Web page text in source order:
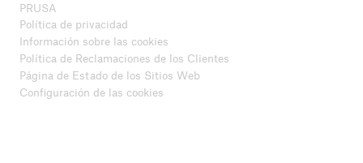
PRUSA
Política de privacidad
Información sobre las cookies
Política de Reclamaciones de los Clientes
Página de Estado de los Sitios Web
Configuración de las cookies